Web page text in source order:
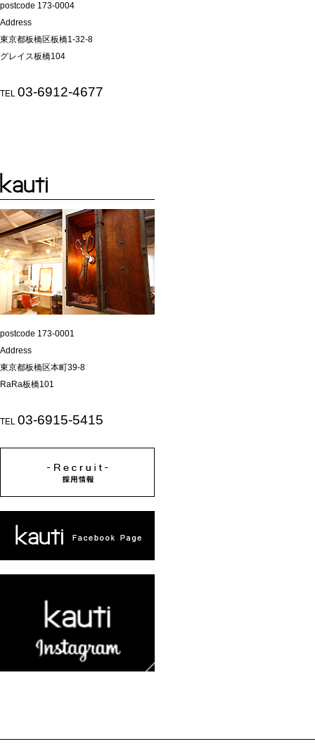
postcode 173-0004
Address
東京都板橋区板橋1-32-8
グレイス板橋104
TEL 03-6912-4677
postcode 173-0001
Address
東京都板橋区本町39-8
RaRa板橋101
TEL 03-6915-5415